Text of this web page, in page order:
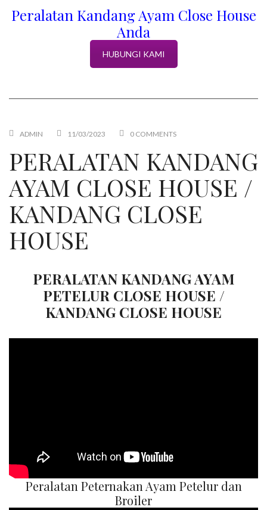
Peralatan Kandang Ayam Close House
Anda
HUBUNGI KAMI
ADMIN 11/03/2023 0 COMMENTS
PERALATAN KANDANG
AYAM CLOSE HOUSE /
KANDANG CLOSE
HOUSE
PERALATAN KANDANG AYAM
PETELUR CLOSE HOUSE /
KANDANG CLOSE HOUSE
Peralatan Peternakan Ayam Petelur dan
Broiler